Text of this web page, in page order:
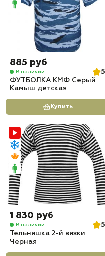
885 руб
В наличии
5
ФУТБОЛКА КМФ Серый
Камыш детская
Купить
1 830 руб
В наличии
5
Тельняшка 2-й вязки
Черная